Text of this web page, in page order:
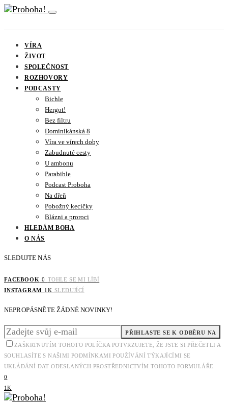
VÍRA
ŽIVOT
SPOLEČNOST
ROZHOVORY
PODCASTY
Bichle
Hergot!
Bez filtru
Dominikánská 8
Víra ve vírech doby
Zabudnuté cesty
U ambonu
Parabible
Podcast Proboha
Na dřeň
Pobožný kecičky
Blázni a proroci
HLEDÁM BOHA
O NÁS
SLEDUJTE NÁS
FACEBOOK 0 TOHLE SE MI LÍBÍ
INSTAGRAM 1K SLEDUJÍCÍ
NEPROPÁSNĚTE ŽÁDNÉ NOVINKY!
PŘIHLASTE SE K ODBĚRU NA
ZAŠKRTNUTÍM TOHOTO POLÍČKA POTVRZUJETE, ŽE JSTE SI PŘEČETLI A
SOUHLASÍTE S NAŠIMI PODMÍNKAMI POUŽÍVÁNÍ TÝKAJÍCÍMI SE
UKLÁDÁNÍ DAT ODESLANÝCH PROSTŘEDNICTVÍM TOHOTO FORMULÁŘE.
0
1K